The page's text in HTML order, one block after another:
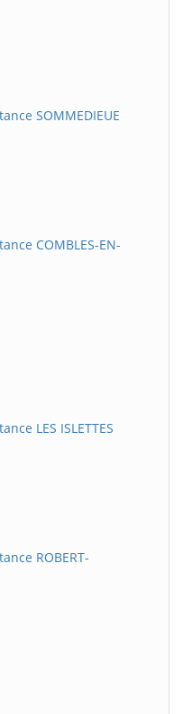
SOMMEDIEUE
COMBLES-EN-
LES ISLETTES
ROBERT-